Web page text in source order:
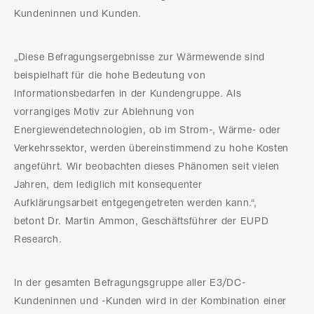
Kundeninnen und Kunden.
„Diese Befragungsergebnisse zur Wärmewende sind
beispielhaft für die hohe Bedeutung von
Informationsbedarfen in der Kundengruppe. Als
vorrangiges Motiv zur Ablehnung von
Energiewendetechnologien, ob im Strom-, Wärme- oder
Verkehrssektor, werden übereinstimmend zu hohe Kosten
angeführt. Wir beobachten dieses Phänomen seit vielen
Jahren, dem lediglich mit konsequenter
Aufklärungsarbeit entgegengetreten werden kann.“,
betont Dr. Martin Ammon, Geschäftsführer der EUPD
Research.
In der gesamten Befragungsgruppe aller E3/DC-
Kundeninnen und -Kunden wird in der Kombination einer